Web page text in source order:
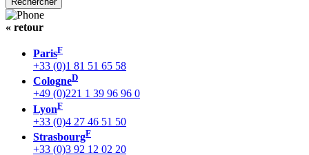
« retour
ParisF
+33 (0)1 81 51 65 58
CologneD
+49 (0)221 1 39 96 96 0
LyonF
+33 (0)4 27 46 51 50
StrasbourgF
+33 (0)3 92 12 02 20